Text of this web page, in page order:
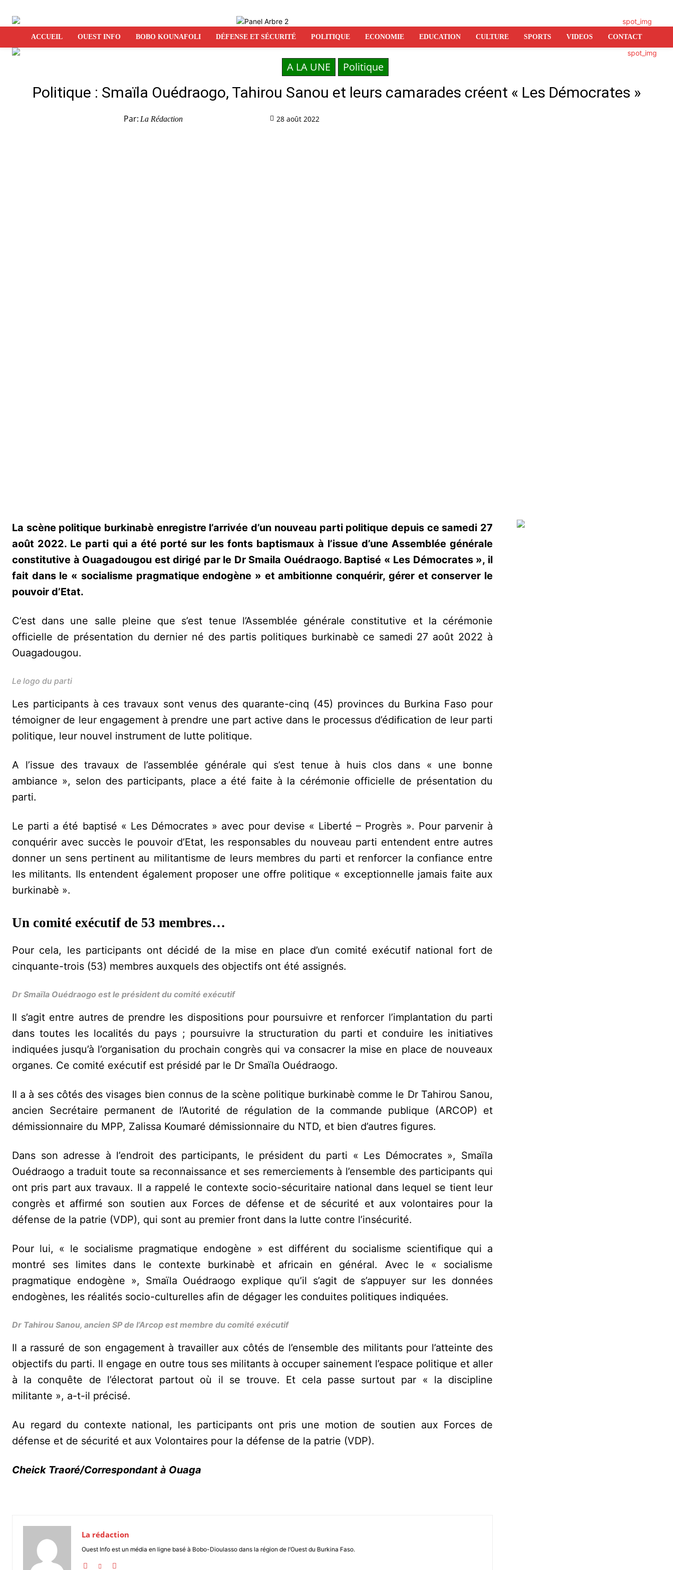
ACCUEIL OUEST INFO BOBO KOUNAFOLI DÉFENSE ET SÉCURITÉ POLITIQUE ECONOMIE EDUCATION CULTURE SPORTS VIDEOS CONTACT
A LA UNE Politique
Politique : Smaïla Ouédraogo, Tahirou Sanou et leurs camarades créent « Les Démocrates »
Par: La Rédaction 28 août 2022
La scène politique burkinabè enregistre l’arrivée d’un nouveau parti politique depuis ce samedi 27
août 2022. Le parti qui a été porté sur les fonts baptismaux à l’issue d’une Assemblée générale
constitutive à Ouagadougou est dirigé par le Dr Smaila Ouédraogo. Baptisé « Les Démocrates », il
fait dans le « socialisme pragmatique endogène » et ambitionne conquérir, gérer et conserver le
pouvoir d’Etat.
C’est dans une salle pleine que s’est tenue l’Assemblée générale constitutive et la cérémonie
officielle de présentation du dernier né des partis politiques burkinabè ce samedi 27 août 2022 à
Ouagadougou.
Le logo du parti
Les participants à ces travaux sont venus des quarante-cinq (45) provinces du Burkina Faso pour
témoigner de leur engagement à prendre une part active dans le processus d’édification de leur parti
politique, leur nouvel instrument de lutte politique.
A l’issue des travaux de l’assemblée générale qui s’est tenue à huis clos dans « une bonne
ambiance », selon des participants, place a été faite à la cérémonie officielle de présentation du
parti.
Le parti a été baptisé « Les Démocrates » avec pour devise « Liberté – Progrès ». Pour parvenir à
conquérir avec succès le pouvoir d’Etat, les responsables du nouveau parti entendent entre autres
donner un sens pertinent au militantisme de leurs membres du parti et renforcer la confiance entre
les militants. Ils entendent également proposer une offre politique « exceptionnelle jamais faite aux
burkinabè ».
Un comité exécutif de 53 membres…
Pour cela, les participants ont décidé de la mise en place d’un comité exécutif national fort de
cinquante-trois (53) membres auxquels des objectifs ont été assignés.
Dr Smaïla Ouédraogo est le président du comité exécutif
Il s’agit entre autres de prendre les dispositions pour poursuivre et renforcer l’implantation du parti
dans toutes les localités du pays ; poursuivre la structuration du parti et conduire les initiatives
indiquées jusqu’à l’organisation du prochain congrès qui va consacrer la mise en place de nouveaux
organes. Ce comité exécutif est présidé par le Dr Smaïla Ouédraogo.
Il a à ses côtés des visages bien connus de la scène politique burkinabè comme le Dr Tahirou Sanou,
ancien Secrétaire permanent de l’Autorité de régulation de la commande publique (ARCOP) et
démissionnaire du MPP, Zalissa Koumaré démissionnaire du NTD, et bien d’autres figures.
Dans son adresse à l’endroit des participants, le président du parti « Les Démocrates », Smaïla
Ouédraogo a traduit toute sa reconnaissance et ses remerciements à l’ensemble des participants qui
ont pris part aux travaux. Il a rappelé le contexte socio-sécuritaire national dans lequel se tient leur
congrès et affirmé son soutien aux Forces de défense et de sécurité et aux volontaires pour la
défense de la patrie (VDP), qui sont au premier front dans la lutte contre l’insécurité.
Pour lui, « le socialisme pragmatique endogène » est différent du socialisme scientifique qui a
montré ses limites dans le contexte burkinabè et africain en général. Avec le « socialisme
pragmatique endogène », Smaïla Ouédraogo explique qu’il s’agit de s’appuyer sur les données
endogènes, les réalités socio-culturelles afin de dégager les conduites politiques indiquées.
Dr Tahirou Sanou, ancien SP de l’Arcop est membre du comité exécutif
Il a rassuré de son engagement à travailler aux côtés de l’ensemble des militants pour l’atteinte des
objectifs du parti. Il engage en outre tous ses militants à occuper sainement l’espace politique et aller
à la conquête de l’électorat partout où il se trouve. Et cela passe surtout par « la discipline
militante », a-t-il précisé.
Au regard du contexte national, les participants ont pris une motion de soutien aux Forces de
défense et de sécurité et aux Volontaires pour la défense de la patrie (VDP).
Cheick Traoré/Correspondant à Ouaga
La rédaction
Ouest Info est un média en ligne basé à Bobo-Dioulasso dans la région de l’Ouest du Burkina Faso.